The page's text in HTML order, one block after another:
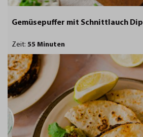
Gemüsepuffer mit Schnittlauch Dip
Zeit: 55 Minuten